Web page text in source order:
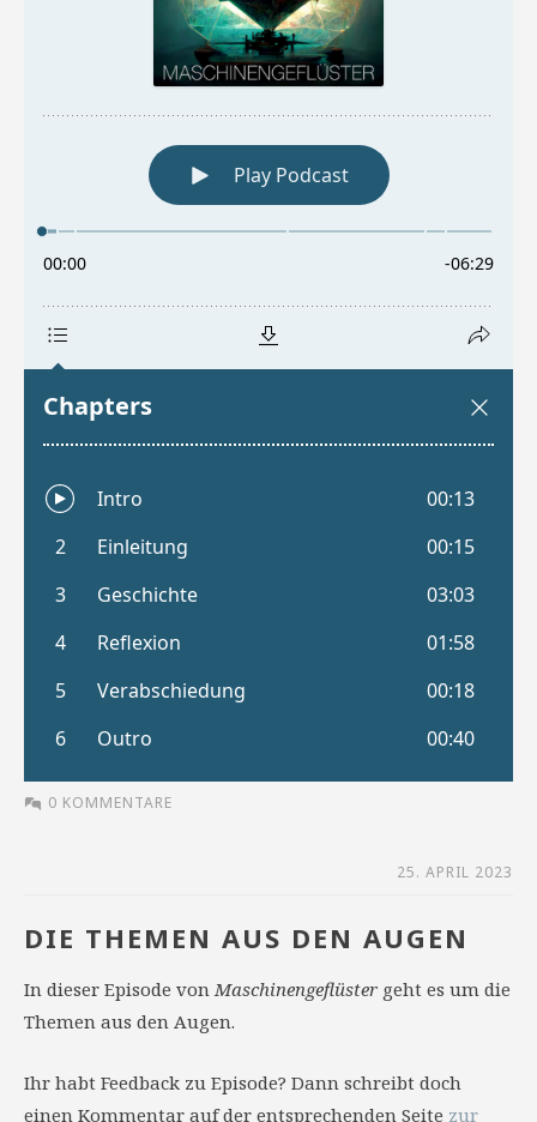
0 KOMMENTARE
25. APRIL 2023
DIE THEMEN AUS DEN AUGEN
In dieser Episode vonMaschinengeflüster geht es um die
Themen aus den Augen.
Ihr habt Feedback zu Episode? Dann schreibt doch
einen Kommentar auf der entsprechenden Seite zur